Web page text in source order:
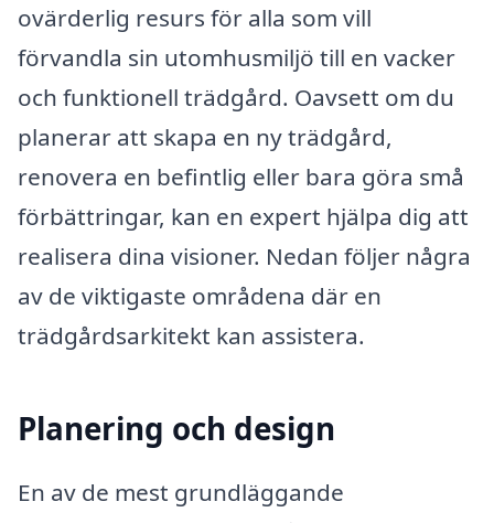
ovärderlig resurs för alla som vill
förvandla sin utomhusmiljö till en vacker
och funktionell trädgård. Oavsett om du
planerar att skapa en ny trädgård,
renovera en befintlig eller bara göra små
förbättringar, kan en expert hjälpa dig att
realisera dina visioner. Nedan följer några
av de viktigaste områdena där en
trädgårdsarkitekt kan assistera.
Planering och design
En av de mest grundläggande